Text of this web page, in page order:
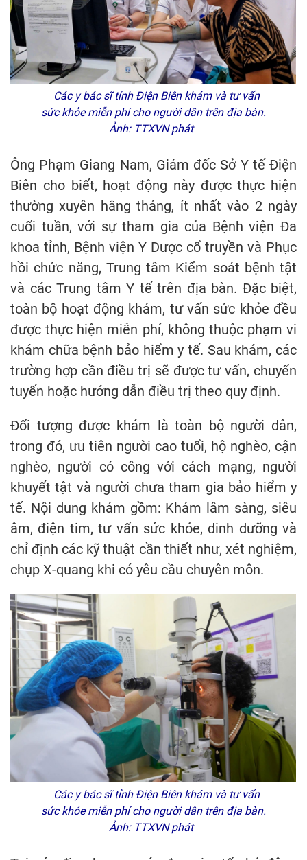
Các y bác sĩ tỉnh Điện Biên khám và tư vấn
sức khỏe miễn phí cho người dân trên địa bàn.
Ảnh: TTXVN phát
Ông Phạm Giang Nam, Giám đốc Sở Y tế Điện
Biên cho biết, hoạt động này được thực hiện
thường xuyên hằng tháng, ít nhất vào 2 ngày
cuối tuần, với sự tham gia của Bệnh viện Đa
khoa tỉnh, Bệnh viện Y Dược cổ truyền và Phục
hồi chức năng, Trung tâm Kiểm soát bệnh tật
và các Trung tâm Y tế trên địa bàn. Đặc biệt,
toàn bộ hoạt động khám, tư vấn sức khỏe đều
được thực hiện miễn phí, không thuộc phạm vi
khám chữa bệnh bảo hiểm y tế. Sau khám, các
trường hợp cần điều trị sẽ được tư vấn, chuyển
tuyến hoặc hướng dẫn điều trị theo quy định.
Đối tượng được khám là toàn bộ người dân,
trong đó, ưu tiên người cao tuổi, hộ nghèo, cận
nghèo, người có công với cách mạng, người
khuyết tật và người chưa tham gia bảo hiểm y
tế. Nội dung khám gồm: Khám lâm sàng, siêu
âm, điện tim, tư vấn sức khỏe, dinh dưỡng và
chỉ định các kỹ thuật cần thiết như, xét nghiệm,
chụp X-quang khi có yêu cầu chuyên môn.
Các y bác sĩ tỉnh Điện Biên khám và tư vấn
sức khỏe miễn phí cho người dân trên địa bàn.
Ảnh: TTXVN phát